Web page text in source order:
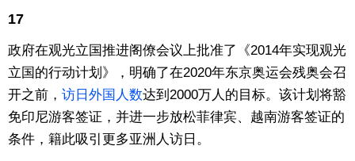
17
政府在观光立国推进阁僚会议上批准了《2014年实现观光
立国的行动计划》，明确了在2020年东京奥运会残奥会召
开之前， 访日外国人数达到2000万人的目标。该计划将豁
免印尼游客签证，并进一步放松菲律宾、越南游客签证的
条件，籍此吸引更多亚洲人访日。